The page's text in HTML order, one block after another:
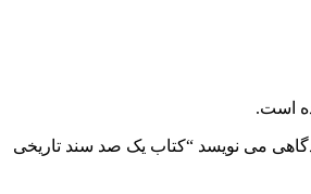
است.
می نویسد “کتاب یک صد سند تاریخی